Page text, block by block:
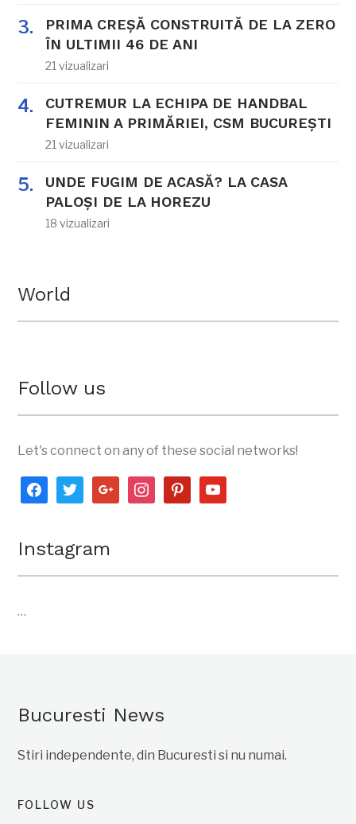
PRIMA CREȘĂ CONSTRUITĂ DE LA ZERO
ÎN ULTIMII 46 DE ANI
21 vizualizari
CUTREMUR LA ECHIPA DE HANDBAL
FEMININ A PRIMĂRIEI, CSM BUCUREȘTI
21 vizualizari
UNDE FUGIM DE ACASĂ? LA CASA
PALOȘI DE LA HOREZU
18 vizualizari
World
Follow us
Let's connect on any of these social networks!
facebooktwittergoogleinstagrampinterestyoutube
Instagram
…
Bucuresti News
Stiri independente, din Bucuresti si nu numai.
FOLLOW US